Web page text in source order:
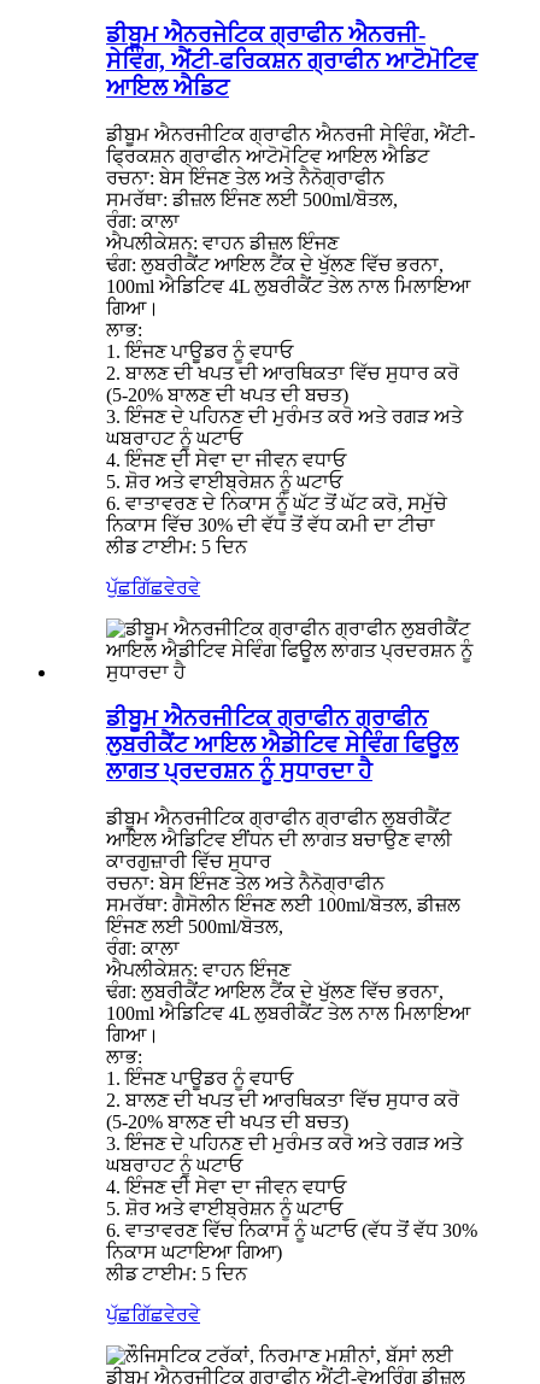
ਡੀਬੂਮ ਐਨਰਜੇਟਿਕ ਗ੍ਰਾਫੀਨ ਐਨਰਜੀ-
ਸੇਵਿੰਗ, ਐਂਟੀ-ਫਰਿਕਸ਼ਨ ਗ੍ਰਾਫੀਨ ਆਟੋਮੋਟਿਵ
ਆਇਲ ਐਡਿਟ
ਡੀਬੂਮ ਐਨਰਜੀਟਿਕ ਗ੍ਰਾਫੀਨ ਐਨਰਜੀ ਸੇਵਿੰਗ, ਐਂਟੀ-
ਫ੍ਰਿਕਸ਼ਨ ਗ੍ਰਾਫੀਨ ਆਟੋਮੋਟਿਵ ਆਇਲ ਐਡਿਟ
ਰਚਨਾ: ਬੇਸ ਇੰਜਣ ਤੇਲ ਅਤੇ ਨੈਨੋਗ੍ਰਾਫੀਨ
ਸਮਰੱਥਾ: ਡੀਜ਼ਲ ਇੰਜਣ ਲਈ 500ml/ਬੋਤਲ,
ਰੰਗ: ਕਾਲਾ
ਐਪਲੀਕੇਸ਼ਨ: ਵਾਹਨ ਡੀਜ਼ਲ ਇੰਜਣ
ਢੰਗ: ਲੁਬਰੀਕੈਂਟ ਆਇਲ ਟੈਂਕ ਦੇ ਖੁੱਲਣ ਵਿੱਚ ਭਰਨਾ,
100ml ਐਡਿਟਿਵ 4L ਲੁਬਰੀਕੈਂਟ ਤੇਲ ਨਾਲ ਮਿਲਾਇਆ
ਗਿਆ।
ਲਾਭ:
1. ਇੰਜਣ ਪਾਊਡਰ ਨੂੰ ਵਧਾਓ
2. ਬਾਲਣ ਦੀ ਖਪਤ ਦੀ ਆਰਥਿਕਤਾ ਵਿੱਚ ਸੁਧਾਰ ਕਰੋ
(5-20% ਬਾਲਣ ਦੀ ਖਪਤ ਦੀ ਬਚਤ)
3. ਇੰਜਣ ਦੇ ਪਹਿਨਣ ਦੀ ਮੁਰੰਮਤ ਕਰੋ ਅਤੇ ਰਗੜ ਅਤੇ
ਘਬਰਾਹਟ ਨੂੰ ਘਟਾਓ
4. ਇੰਜਣ ਦੀ ਸੇਵਾ ਦਾ ਜੀਵਨ ਵਧਾਓ
5. ਸ਼ੋਰ ਅਤੇ ਵਾਈਬ੍ਰੇਸ਼ਨ ਨੂੰ ਘਟਾਓ
6. ਵਾਤਾਵਰਣ ਦੇ ਨਿਕਾਸ ਨੂੰ ਘੱਟ ਤੋਂ ਘੱਟ ਕਰੋ, ਸਮੁੱਚੇ
ਨਿਕਾਸ ਵਿੱਚ 30% ਦੀ ਵੱਧ ਤੋਂ ਵੱਧ ਕਮੀ ਦਾ ਟੀਚਾ
ਲੀਡ ਟਾਈਮ: 5 ਦਿਨ
ਪੁੱਛਗਿੱਛਵੇਰਵੇ
ਡੀਬੂਮ ਐਨਰਜੀਟਿਕ ਗ੍ਰਾਫੀਨ ਗ੍ਰਾਫੀਨ
ਲੁਬਰੀਕੈਂਟ ਆਇਲ ਐਡੀਟਿਵ ਸੇਵਿੰਗ ਫਿਊਲ
ਲਾਗਤ ਪ੍ਰਦਰਸ਼ਨ ਨੂੰ ਸੁਧਾਰਦਾ ਹੈ
ਡੀਬੂਮ ਐਨਰਜੀਟਿਕ ਗ੍ਰਾਫੀਨ ਗ੍ਰਾਫੀਨ ਲੁਬਰੀਕੈਂਟ
ਆਇਲ ਐਡਿਟਿਵ ਈਂਧਨ ਦੀ ਲਾਗਤ ਬਚਾਉਣ ਵਾਲੀ
ਕਾਰਗੁਜ਼ਾਰੀ ਵਿੱਚ ਸੁਧਾਰ
ਰਚਨਾ: ਬੇਸ ਇੰਜਣ ਤੇਲ ਅਤੇ ਨੈਨੋਗ੍ਰਾਫੀਨ
ਸਮਰੱਥਾ: ਗੈਸੋਲੀਨ ਇੰਜਣ ਲਈ 100ml/ਬੋਤਲ, ਡੀਜ਼ਲ
ਇੰਜਣ ਲਈ 500ml/ਬੋਤਲ,
ਰੰਗ: ਕਾਲਾ
ਐਪਲੀਕੇਸ਼ਨ: ਵਾਹਨ ਇੰਜਣ
ਢੰਗ: ਲੁਬਰੀਕੈਂਟ ਆਇਲ ਟੈਂਕ ਦੇ ਖੁੱਲਣ ਵਿੱਚ ਭਰਨਾ,
100ml ਐਡਿਟਿਵ 4L ਲੁਬਰੀਕੈਂਟ ਤੇਲ ਨਾਲ ਮਿਲਾਇਆ
ਗਿਆ।
ਲਾਭ:
1. ਇੰਜਣ ਪਾਊਡਰ ਨੂੰ ਵਧਾਓ
2. ਬਾਲਣ ਦੀ ਖਪਤ ਦੀ ਆਰਥਿਕਤਾ ਵਿੱਚ ਸੁਧਾਰ ਕਰੋ
(5-20% ਬਾਲਣ ਦੀ ਖਪਤ ਦੀ ਬਚਤ)
3. ਇੰਜਣ ਦੇ ਪਹਿਨਣ ਦੀ ਮੁਰੰਮਤ ਕਰੋ ਅਤੇ ਰਗੜ ਅਤੇ
ਘਬਰਾਹਟ ਨੂੰ ਘਟਾਓ
4. ਇੰਜਣ ਦੀ ਸੇਵਾ ਦਾ ਜੀਵਨ ਵਧਾਓ
5. ਸ਼ੋਰ ਅਤੇ ਵਾਈਬ੍ਰੇਸ਼ਨ ਨੂੰ ਘਟਾਓ
6. ਵਾਤਾਵਰਣ ਵਿੱਚ ਨਿਕਾਸ ਨੂੰ ਘਟਾਓ (ਵੱਧ ਤੋਂ ਵੱਧ 30%
ਨਿਕਾਸ ਘਟਾਇਆ ਗਿਆ)
ਲੀਡ ਟਾਈਮ: 5 ਦਿਨ
ਪੁੱਛਗਿੱਛਵੇਰਵੇ